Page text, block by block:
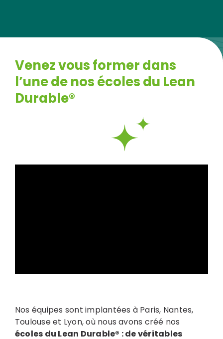
Venez vous former dans
l’une de nos écoles du Lean
Durable®
Nos équipes sont implantées à Paris, Nantes,
Toulouse et Lyon, où nous avons créé nos
écoles du Lean Durable® : de véritables